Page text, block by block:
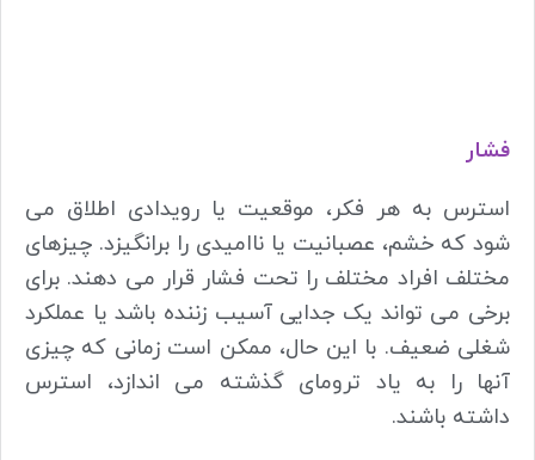
فشار
استرس به هر فکر، موقعیت یا رویدادی اطلاق می
شود که خشم، عصبانیت یا ناامیدی را برانگیزد. چیزهای
مختلف افراد مختلف را تحت فشار قرار می دهند. برای
برخی می تواند یک جدایی آسیب زننده باشد یا عملکرد
شغلی ضعیف. با این حال، ممکن است زمانی که چیزی
آنها را به یاد ترومای گذشته می اندازد، استرس
داشته باشند.